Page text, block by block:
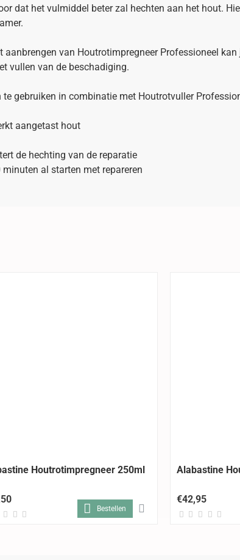
dat het vulmiddel beter zal hechten aan het hout.
aanbrengen van Houtrotimpregneer Professioneel
vullen van de beschadiging.
te gebruiken in combinatie met Houtrotvuller
aangetast hout
de hechting van de reparatie
minuten al starten met repareren
Houtrotimpregneer 250ml
Bestellen
Alabastine
€42,95